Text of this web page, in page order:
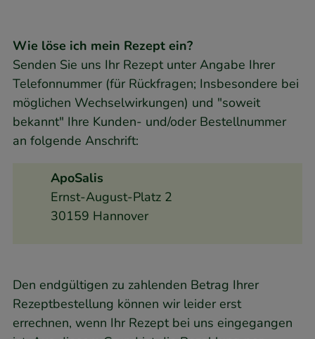
Wie löse ich mein Rezept ein?
Senden Sie uns Ihr Rezept unter Angabe Ihrer
Telefonnummer (für Rückfragen; Insbesondere bei
möglichen Wechselwirkungen) und "soweit
bekannt" Ihre Kunden- und/oder Bestellnummer
an folgende Anschrift:
ApoSalis
Ernst-August-Platz 2
30159 Hannover
Den endgültigen zu zahlenden Betrag Ihrer
Rezeptbestellung können wir leider erst
errechnen, wenn Ihr Rezept bei uns eingegangen